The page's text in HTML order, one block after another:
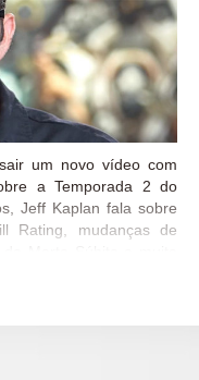
um novo vídeo com
a Temporada 2 do
Jeff Kaplan fala sobre
Rating, mudanças de